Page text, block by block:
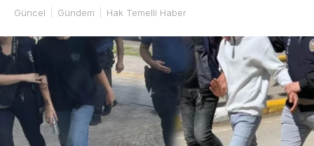
Güncel Gündem Hak Temelli Haber